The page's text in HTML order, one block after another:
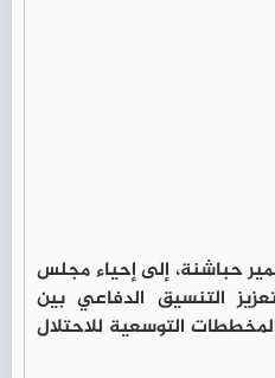
حباشنة، إلى إحياء مجلس
التنسيق الدفاعي بين
التوسعية للاحتلال